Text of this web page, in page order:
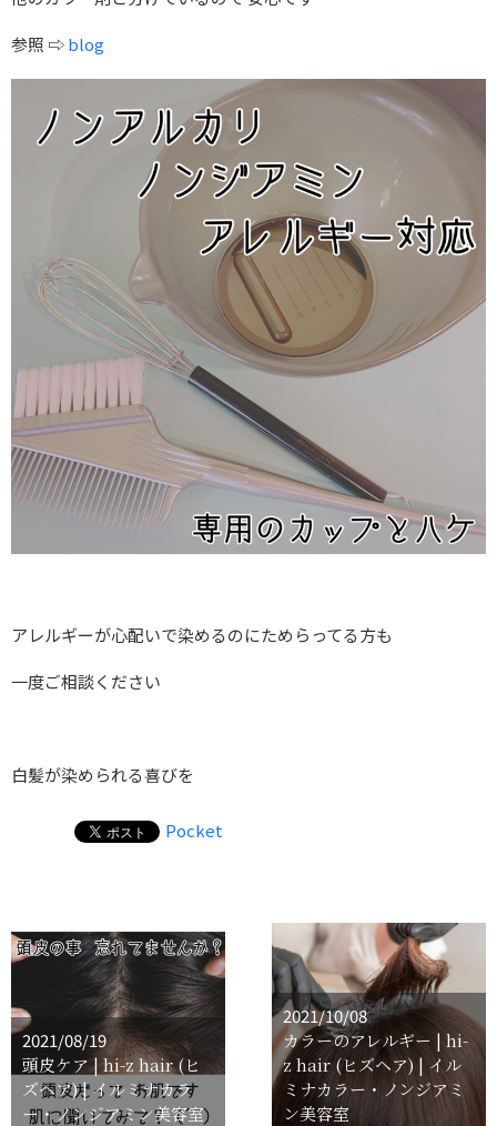
参照 ⇨blog
アレルギーが心配いで染めるのにためらってる方も
一度ご相談ください
白髪が染められる喜びを
Pocket
2021/08/19
頭皮ケア | hi-z hair (ヒ
ズヘア) | イルミナカラ
ー・ノンジアミン美容室
2021/10/08
カラーのアレルギー | hi-
z hair (ヒズヘア) | イル
ミナカラー・ノンジアミ
ン美容室